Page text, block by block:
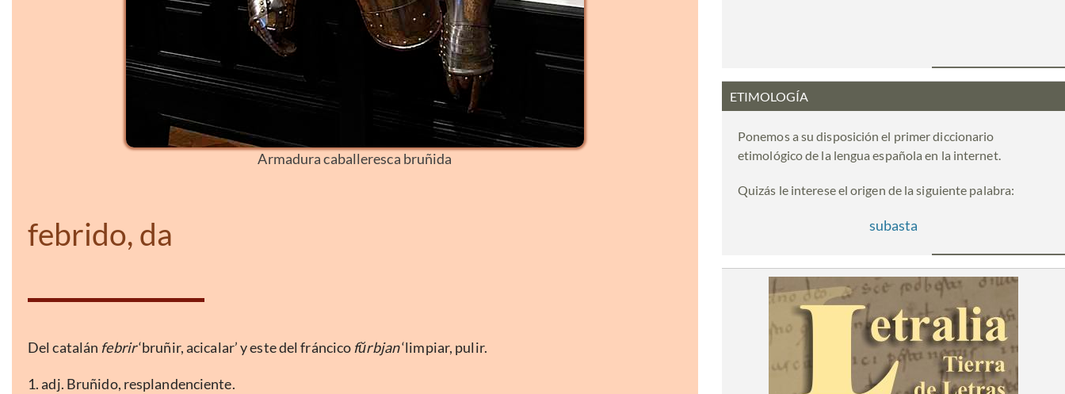
Armadura caballeresca bruñida
febrido, da
Del catalán febrir‘bruñir, acicalar’ y este del fráncico fŭrbjan‘limpiar, pulir.
1. adj. Bruñido, resplandenciente.
ETIMOLOGÍA
Ponemos a su disposición el primer diccionario
etimológico de la lengua española en la internet.
Quizás le interese el origen de la siguiente palabra:
subasta